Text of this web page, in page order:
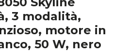
3 modalità,
motore in
50 W, nero